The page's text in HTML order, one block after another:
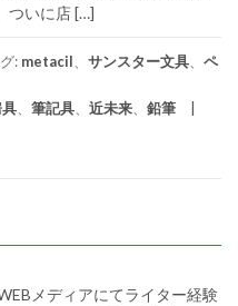
ついに店 […]
: metacil、 サンスター文具、 ペ
、 筆記具、 近未来、 鉛筆
メディアにてライター経験